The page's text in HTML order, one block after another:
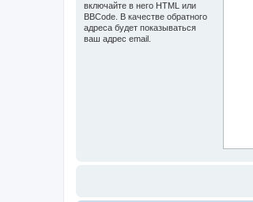
включайте в него HTML или
BBCode. В качестве обратного
адреса будет показываться
ваш адрес email.